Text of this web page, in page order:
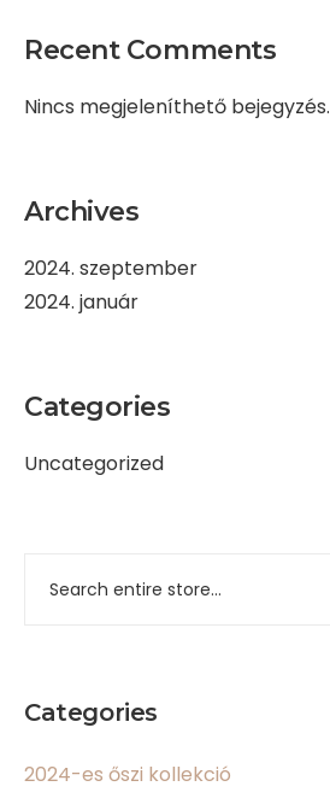
Recent Comments
Nincs megjeleníthető bejegyzés.
Archives
2024. szeptember
2024. január
Categories
Uncategorized
Categories
2024-es őszi kollekció